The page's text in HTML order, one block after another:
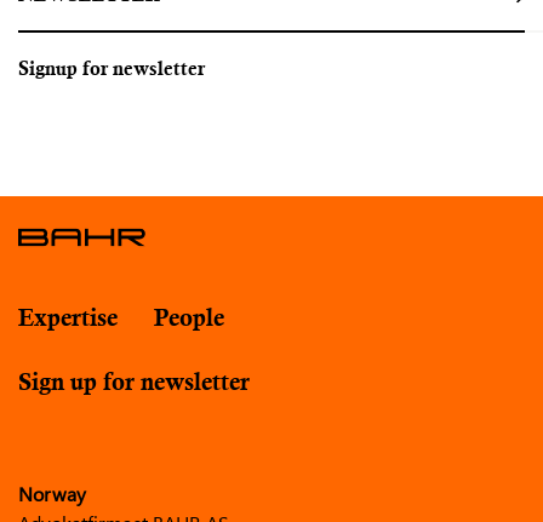
Signup for newsletter
Expertise People
Sign up for newsletter
Norway